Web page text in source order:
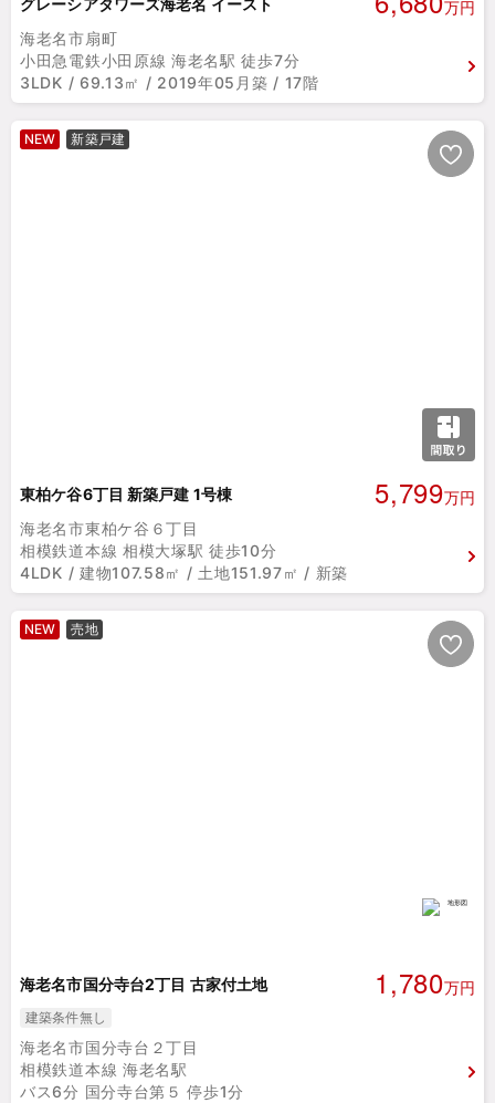
万円
海老名市扇町
小田急電鉄小田原線 海老名駅 徒歩7分
3LDK / 69.13㎡ / 2019年05月築 / 17階
NEW 新築戸建
東柏ケ谷6丁目 新築戸建 1号棟 5,799万円
海老名市東柏ケ谷６丁目
相模鉄道本線 相模大塚駅 徒歩10分
4LDK / 建物107.58㎡ / 土地151.97㎡ / 新築
NEW 売地
海老名市国分寺台2丁目 古家付土地 1,780万円
建築条件無し
海老名市国分寺台２丁目
相模鉄道本線 海老名駅
バス6分 国分寺台第５ 停歩1分